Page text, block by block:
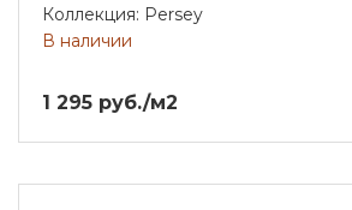
Коллекция: Persey
В наличии
1 295 руб./м2